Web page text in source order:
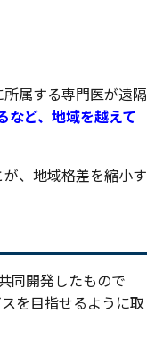
属する専門医が遠隔
など、地域を越えて
、地域格差を縮小す
同開発したもので
を目指せるように取